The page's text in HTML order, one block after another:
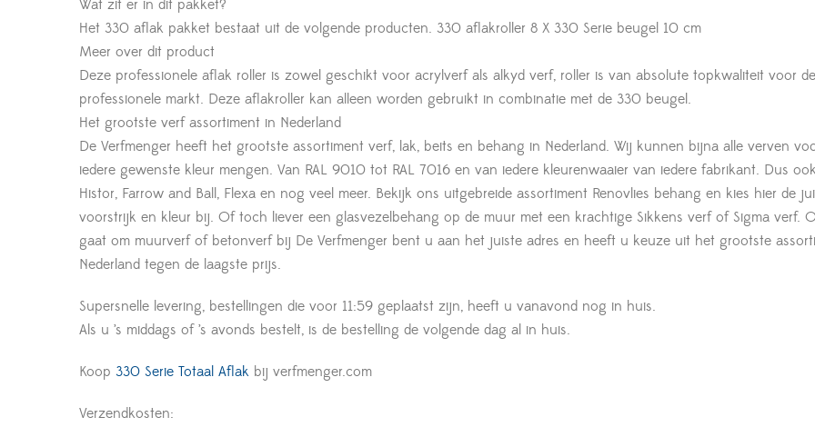
Wat zit er in dit pakket?
Het 330 aflak pakket bestaat uit de volgende producten. 330 aflakroller 8 X 330 Serie beugel 10 cm
Meer over dit product
Deze professionele aflak roller is zowel geschikt voor acrylverf als alkyd verf, roller is van absolute topkwaliteit voor de
professionele markt. Deze aflakroller kan alleen worden gebruikt in combinatie met de 330 beugel.
Het grootste verf assortiment in Nederland
De Verfmenger heeft het grootste assortiment verf, lak, beits en behang in Nederland. Wij kunnen bijna alle verven
iedere gewenste kleur mengen. Van RAL 9010 tot RAL 7016 en van iedere kleurenwaaier van iedere fabrikant. Dus
Histor, Farrow and Ball, Flexa en nog veel meer. Bekijk ons uitgebreide assortiment Renovlies behang en kies hier de
voorstrijk en kleur bij. Of toch liever een glasvezelbehang op de muur met een krachtige Sikkens verf of Sigma verf.
gaat om muurverf of betonverf bij De Verfmenger bent u aan het juiste adres en heeft u keuze uit het grootste
Nederland tegen de laagste prijs.
Supersnelle levering, bestellingen die voor 11:59 geplaatst zijn, heeft u vanavond nog in huis.
Als u ’s middags of ’s avonds bestelt, is de bestelling de volgende dag al in huis.
Koop 330 Serie Totaal Aflak bij verfmenger.com
Verzendkosten: